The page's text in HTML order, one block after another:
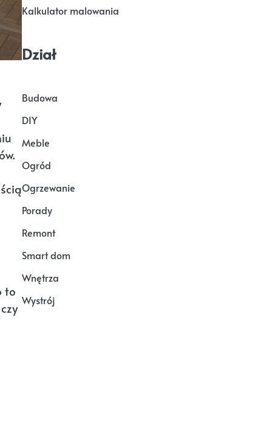
to
Kalkulator malowania
Dział
Budowa
DIY
Meble
Ogród
Ogrzewanie
Porady
Remont
Smart dom
Wnętrza
Wystrój